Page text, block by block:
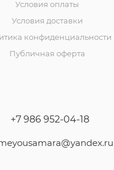
Условия оплаты
Условия доставки
конфиденциальности
Публичная оферта
+7 986 952-04-18